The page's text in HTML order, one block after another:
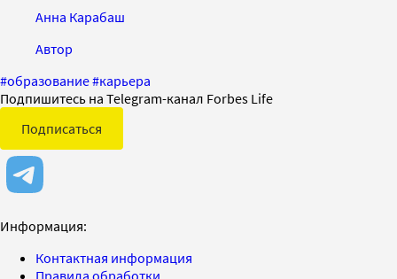
Анна Карабаш
Автор
#образование#карьера
Подпишитесь на Telegram-канал Forbes Life
Подписаться
Информация:
Контактная информация